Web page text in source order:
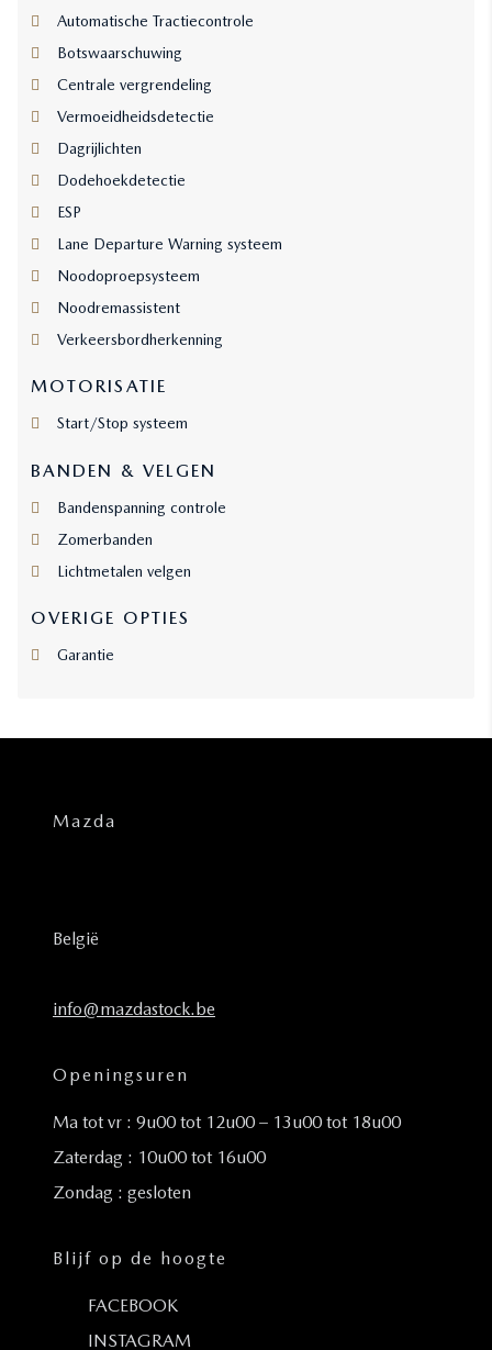
Automatische Tractiecontrole
Botswaarschuwing
Centrale vergrendeling
Vermoeidheidsdetectie
Dagrijlichten
Dodehoekdetectie
ESP
Lane Departure Warning systeem
Noodoproepsysteem
Noodremassistent
Verkeersbordherkenning
MOTORISATIE
Start/Stop systeem
BANDEN & VELGEN
Bandenspanning controle
Zomerbanden
Lichtmetalen velgen
OVERIGE OPTIES
Garantie
Mazda
België
info@mazdastock.be
Openingsuren
Ma tot vr : 9u00 tot 12u00 – 13u00 tot 18u00
Zaterdag : 10u00 tot 16u00
Zondag : gesloten
Blijf op de hoogte
FACEBOOK
INSTAGRAM